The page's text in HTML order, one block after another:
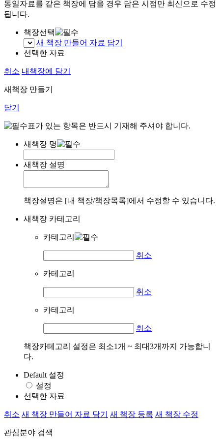
동일자료를 같은 책장에 담을 경우 담은 시점만 최신으로 수정
됩니다.
책장선택
새 책장 만들어 자료 담기
선택한 자료
취소 내책장에 담기
새책장 만들기
닫기
표가 있는 항목은 반드시 기재해 주셔야 합니다.
새책장 명
새책장 설명
책장설명은 [내 책장/책장목록]에서 수정할 수 있습니다.
새책장 카테고리
카테고리
취소
카테고리
취소
카테고리
취소
책장카테고리 설정은 최소1개 ~ 최대3개까지 가능합니
다.
Default 설정
설정
선택한 자료
취소 새 책장 만들어 자료 담기 새 책장 등록 새 책장 수정
관심분야 검색